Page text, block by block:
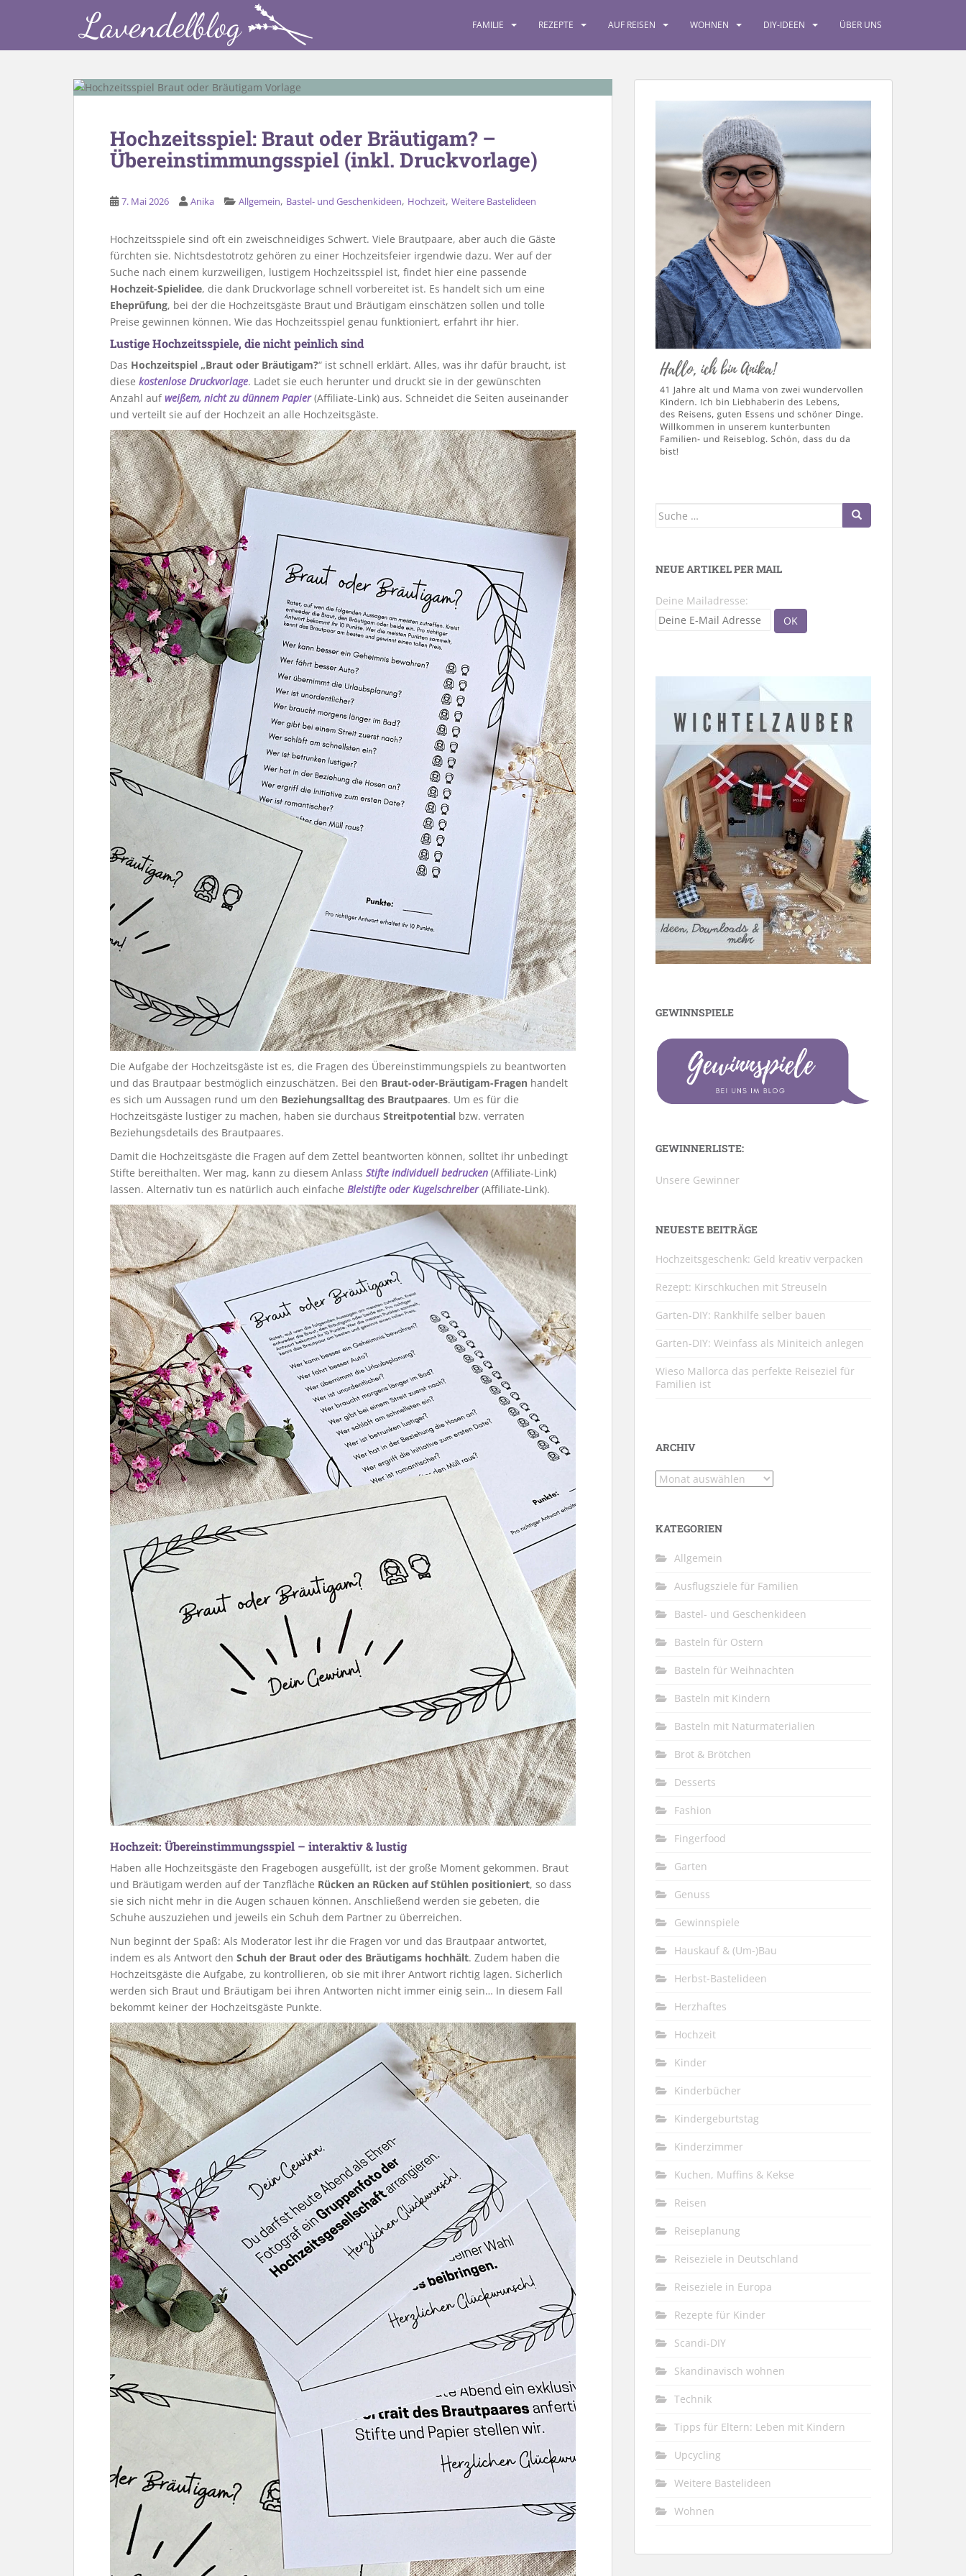
FAMILIE REZEPTE AUF REISEN WOHNEN DIY-IDEEN ÜBER UNS
Hochzeitsspiel: Braut oder Bräutigam? –
Übereinstimmungsspiel (inkl. Druckvorlage)
7. Mai 2026 Anika Allgemein, Bastel- und Geschenkideen, Hochzeit, Weitere Bastelideen
Hochzeitsspiele sind oft ein zweischneidiges Schwert. Viele Brautpaare, aber auch die Gäste
fürchten sie. Nichtsdestotrotz gehören zu einer Hochzeitsfeier irgendwie dazu. Wer auf der
Suche nach einem kurzweiligen, lustigem Hochzeitsspiel ist, findet hier eine passende
Hochzeit-Spielidee, die dank Druckvorlage schnell vorbereitet ist. Es handelt sich um eine
Eheprüfung, bei der die Hochzeitsgäste Braut und Bräutigam einschätzen sollen und tolle
Preise gewinnen können. Wie das Hochzeitsspiel genau funktioniert, erfahrt ihr hier.
Lustige Hochzeitsspiele, die nicht peinlich sind
Das Hochzeitspiel „Braut oder Bräutigam?“ ist schnell erklärt. Alles, was ihr dafür braucht, ist
diese kostenlose Druckvorlage. Ladet sie euch herunter und druckt sie in der gewünschten
Anzahl aufweißem, nicht zu dünnem Papier(Affiliate-Link) aus. Schneidet die Seiten auseinander
und verteilt sie auf der Hochzeit an alle Hochzeitsgäste.
Die Aufgabe der Hochzeitsgäste ist es, die Fragen des Übereinstimmungspiels zu beantworten
und das Brautpaar bestmöglich einzuschätzen. Bei den Braut-oder-Bräutigam-Fragen handelt
es sich um Aussagen rund um den Beziehungsalltag des Brautpaares. Um es für die
Hochzeitsgäste lustiger zu machen, haben sie durchaus Streitpotential bzw. verraten
Beziehungsdetails des Brautpaares.
Damit die Hochzeitsgäste die Fragen auf dem Zettel beantworten können, solltet ihr unbedingt
Stifte bereithalten. Wer mag, kann zu diesem Anlass Stifte individuell bedrucken (Affiliate-Link)
lassen. Alternativ tun es natürlich auch einfache Bleistifte oder Kugelschreiber(Affiliate-Link).
Hochzeit: Übereinstimmungsspiel – interaktiv & lustig
Haben alle Hochzeitsgäste den Fragebogen ausgefüllt, ist der große Moment gekommen. Braut
und Bräutigam werden auf der Tanzfläche Rücken an Rücken auf Stühlen positioniert, so dass
sie sich nicht mehr in die Augen schauen können. Anschließend werden sie gebeten, die
Schuhe auszuziehen und jeweils ein Schuh dem Partner zu überreichen.
Nun beginnt der Spaß: Als Moderator lest ihr die Fragen vor und das Brautpaar antwortet,
indem es als Antwort den Schuh der Braut oder des Bräutigams hochhält. Zudem haben die
Hochzeitsgäste die Aufgabe, zu kontrollieren, ob sie mit ihrer Antwort richtig lagen. Sicherlich
werden sich Braut und Bräutigam bei ihren Antworten nicht immer einig sein… In diesem Fall
bekommt keiner der Hochzeitsgäste Punkte.
Suche
NEUE ARTIKEL PER MAIL
Deine Mailadresse:
GEWINNSPIELE
GEWINNERLISTE:
Unsere Gewinner
NEUESTE BEITRÄGE
Hochzeitsgeschenk: Geld kreativ verpacken
Rezept: Kirschkuchen mit Streuseln
Garten-DIY: Rankhilfe selber bauen
Garten-DIY: Weinfass als Miniteich anlegen
Wieso Mallorca das perfekte Reiseziel für
Familien ist
ARCHIV
Archiv
KATEGORIEN
Allgemein
Ausflugsziele für Familien
Bastel- und Geschenkideen
Basteln für Ostern
Basteln für Weihnachten
Basteln mit Kindern
Basteln mit Naturmaterialien
Brot & Brötchen
Desserts
Fashion
Fingerfood
Garten
Genuss
Gewinnspiele
Hauskauf & (Um-)Bau
Herbst-Bastelideen
Herzhaftes
Hochzeit
Kinder
Kinderbücher
Kindergeburtstag
Kinderzimmer
Kuchen, Muffins & Kekse
Reisen
Reiseplanung
Reiseziele in Deutschland
Reiseziele in Europa
Rezepte für Kinder
Scandi-DIY
Skandinavisch wohnen
Technik
Tipps für Eltern: Leben mit Kindern
Upcycling
Weitere Bastelideen
Wohnen